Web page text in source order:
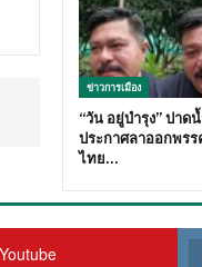
ข่าวการเมือง
“วัน อยู่บำรุง” ปาด
ประกาศลาออกพรร
ไทย…
Youtube